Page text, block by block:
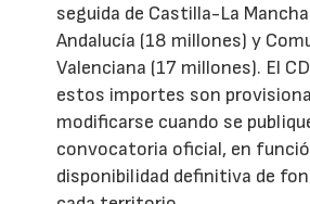
seguida de Castilla-La
Andalucía (18 millones) y
Valenciana (17 millones). El
estos importes son
modificarse cuando se
convocatoria oficial, en
disponibilidad definitiva de